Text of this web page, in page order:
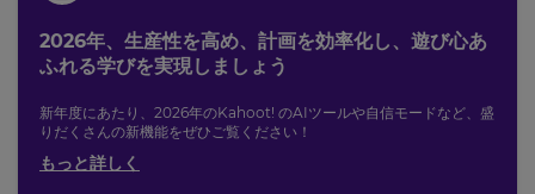
2026年、生産性を高め、計画を効率化し、遊び心あ
ふれる学びを実現しましょう
新年度にあたり、2026年のKahoot! のAIツールや自信モードなど、盛
りだくさんの新機能をぜひご覧ください！
もっと詳しく